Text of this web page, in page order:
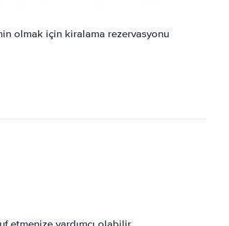
olmak için kiralama rezervasyonu